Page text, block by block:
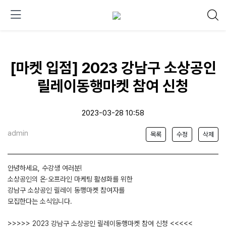
[마켓 입점] 2023 강남구 소상공인
릴레이동행마켓 참여 신청
2023-03-28 10:58
admin 목록 수정 삭제
안녕하세요, 수강생 여러분!
소상공인의 온·오프라인 마케팅 활성화를 위한
강남구 소상공인 릴레이 동행마켓 참여자를
모집한다는 소식입니다.
>>>>> 2023 강남구 소상공인 릴레이동행마켓 참여 신청 <<<<<